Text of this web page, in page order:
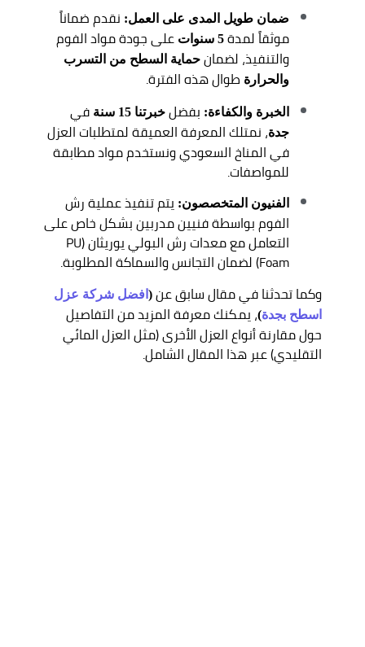
ضمان طويل المدى على العمل: نقدم ضماناً
موثقاً لمدة 5 سنوات
على جودة مواد الفوم
والتنفيذ، لضمان حماية السطح من التسرب
والحرارة طوال هذه الفترة.
الخبرة والكفاءة: بفضل خبرتنا 15 سنة في
جدة، نمتلك المعرفة العميقة لمتطلبات العزل
في المناخ السعودي ونستخدم مواد مطابقة
للمواصفات.
الفنيون المتخصصون: يتم تنفيذ عملية رش
الفوم بواسطة فنيين مدربين بشكل خاص على
التعامل مع معدات رش البولي يوريثان (PU
Foam) لضمان التجانس والسماكة المطلوبة.
وكما تحدثنا في مقال سابق عن (افضل شركة عزل
اسطح بجدة)، يمكنك معرفة المزيد من التفاصيل
حول مقارنة أنواع العزل الأخرى (مثل العزل المائي
التقليدي) عبر هذا المقال الشامل.